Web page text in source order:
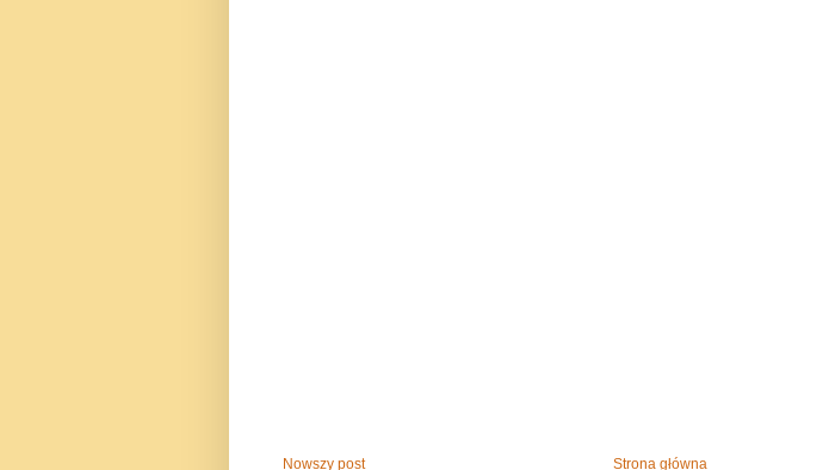
Nowszy post Strona główna